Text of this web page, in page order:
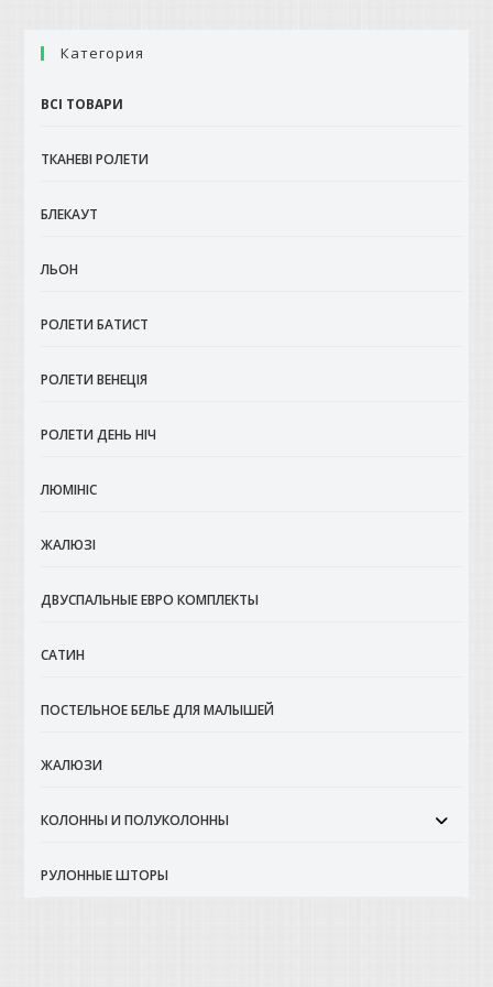
Категория
ВСІ ТОВАРИ
ТКАНЕВІ РОЛЕТИ
БЛЕКАУТ
ЛЬОН
РОЛЕТИ БАТИСТ
РОЛЕТИ ВЕНЕЦІЯ
РОЛЕТИ ДЕНЬ НІЧ
ЛЮМІНІС
ЖАЛЮЗІ
ДВУСПАЛЬНЫЕ ЕВРО КОМПЛЕКТЫ
САТИН
ПОСТЕЛЬНОЕ БЕЛЬЕ ДЛЯ МАЛЫШЕЙ
ЖАЛЮЗИ
КОЛОННЫ И ПОЛУКОЛОННЫ
РУЛОННЫЕ ШТОРЫ